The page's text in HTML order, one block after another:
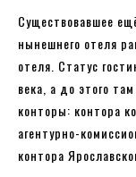
Существовавшее
нынешнего отеля
отеля. Статус
века, а до этого
конторы: контора
агентурно-
контора